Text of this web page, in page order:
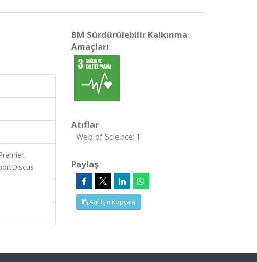
BM Sürdürülebilir Kalkınma
Amaçları
Atıflar
Web of Science: 1
Paylaş
Atıf İçin Kopyala